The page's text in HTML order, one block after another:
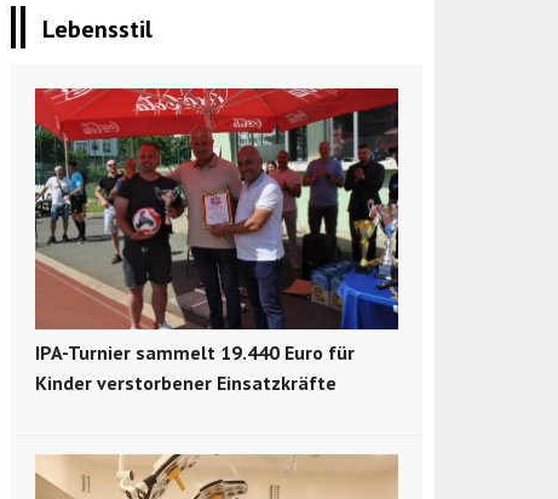
Lebensstil
IPA-Turnier sammelt 19.440 Euro für
Kinder verstorbener Einsatzkräfte